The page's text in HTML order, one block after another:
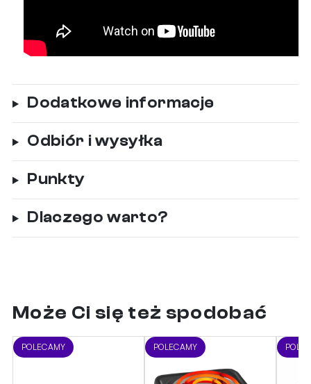
Dodatkowe informacje
Odbiór i wysyłka
Punkty
Dlaczego warto?
Może Ci się też spodobać
POLECAMY POLECAMY